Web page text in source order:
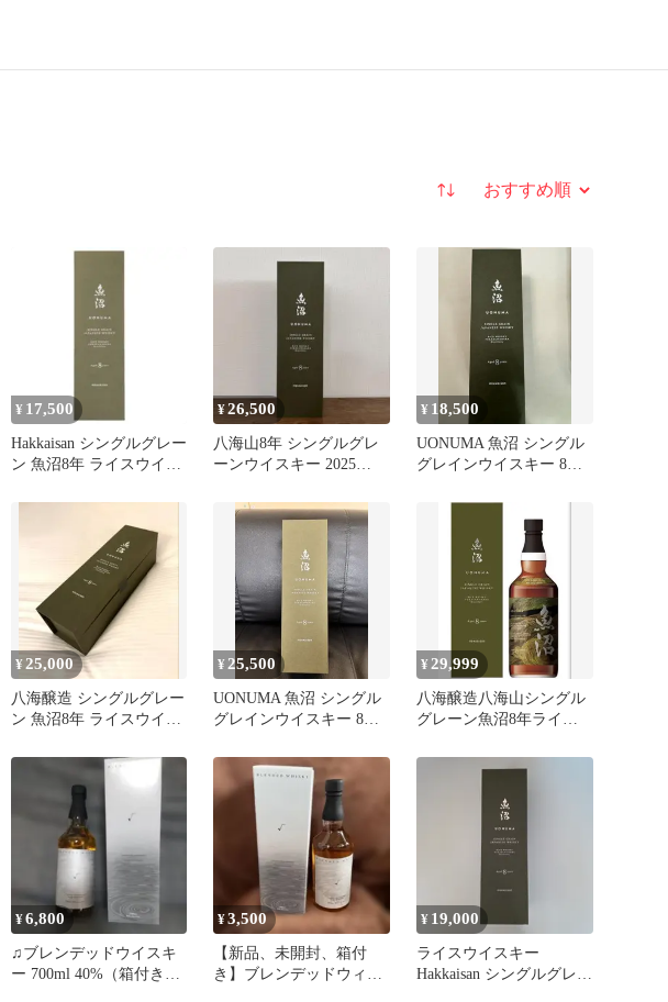
並び替え
¥ 17,500
Hakkaisan シングルグレー
ン 魚沼8年 ライスウイス
¥26,500
八海山8年 シングルグレ
ーンウイスキー 2025
¥ 18,500
UONUMA 魚沼 シングル
グレインウイスキー 8年
¥25,000
八海醸造 シングルグレー
ン 魚沼8年 ライスウイス
¥ 25,500
UONUMA 魚沼 シングル
グレインウイスキー 8年
¥ 29,999
八海醸造八海山シングル
グレーン魚沼8年ライス
2025LIMITED
¥6,800
♫ブレンデッドウイスキ
ー 700ml 40%（箱付き）
¥3,500
【新品、未開封、箱付
き】ブレンデッドウィス
¥ 19,000
ライスウイスキー
Hakkaisan シングルグレー